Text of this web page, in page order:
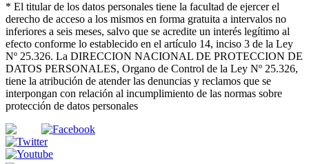
* El titular de los datos personales tiene la facultad de ejercer el
derecho de acceso a los mismos en forma gratuita a intervalos no
inferiores a seis meses, salvo que se acredite un interés legítimo al
efecto conforme lo establecido en el artículo 14, inciso 3 de la Ley
Nº 25.326. La DIRECCION NACIONAL DE PROTECCION DE
DATOS PERSONALES, Organo de Control de la Ley Nº 25.326,
tiene la atribución de atender las denuncias y reclamos que se
interpongan con relación al incumplimiento de las normas sobre
protección de datos personales